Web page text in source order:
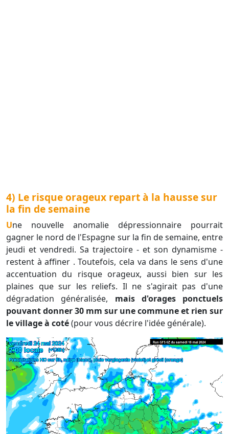
4) Le risque orageux repart à la hausse sur
la fin de semaine
Une nouvelle anomalie dépressionnaire pourrait
gagner le nord de l'Espagne sur la fin de semaine, entre
jeudi et vendredi. Sa trajectoire - et son dynamisme -
restent à affiner . Toutefois, cela va dans le sens d'une
accentuation du risque orageux, aussi bien sur les
plaines que sur les reliefs. Il ne s'agirait pas d'une
dégradation généralisée, mais d'orages ponctuels
pouvant donner 30 mm sur une commune et rien sur
le village à coté(pour vous décrire l'idée générale).